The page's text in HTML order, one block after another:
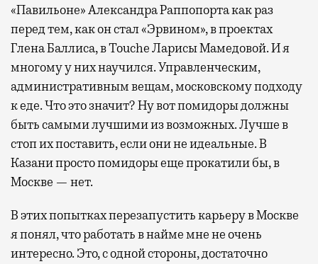
«Павильоне» Александра Раппопорта как раз
перед тем, как он стал «Эрвином», в проектах
Глена Баллиса, в Touche Ларисы Мамедовой. И я
многому у них научился. Управленческим,
административным вещам, московскому подходу
к еде. Что это значит? Ну вот помидоры должны
быть самыми лучшими из возможных. Лучше в
стоп их поставить, если они не идеальные. В
Казани просто помидоры еще прокатили бы, в
Москве — нет.
В этих попытках перезапустить карьеру в Москве
я понял, что работать в найме мне не очень
интересно. Это, с одной стороны, достаточно